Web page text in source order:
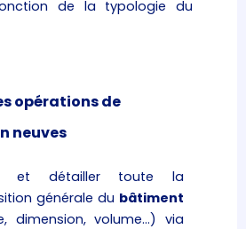
de la typologie du
opérations de
neuves
et détailler toute la
générale du bâtiment
dimension, volume…) via